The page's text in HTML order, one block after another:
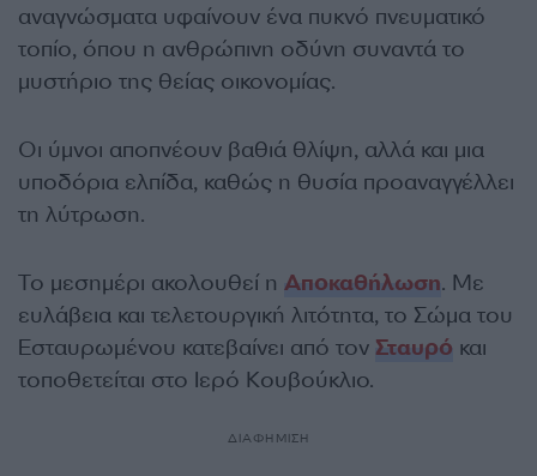
αναγνώσματα υφαίνουν ένα πυκνό πνευματικό
τοπίο, όπου η ανθρώπινη οδύνη συναντά το
μυστήριο της θείας οικονομίας.
Οι ύμνοι αποπνέουν βαθιά θλίψη, αλλά και μια
υποδόρια ελπίδα, καθώς η θυσία προαναγγέλλει
τη λύτρωση.
Το μεσημέρι ακολουθεί η Αποκαθήλωση. Με
ευλάβεια και τελετουργική λιτότητα, το Σώμα του
Εσταυρωμένου κατεβαίνει από τον Σταυρό και
τοποθετείται στο Ιερό Κουβούκλιο.
ΔΙΑΦΗΜΙΣΗ